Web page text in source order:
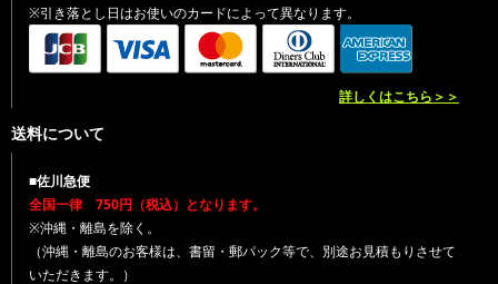
※引き落とし日はお使いのカードによって異なります。
詳しくはこちら＞＞
送料について
■佐川急便
全国一律 750円（税込）となります。
※沖縄・離島を除く。
（沖縄・離島のお客様は、書留・郵パック等で、別途お見積もりさせて
いただきます。）